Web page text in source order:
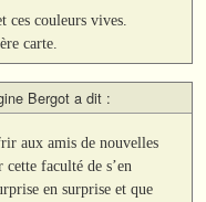
ces couleurs vives.
carte.
Bergot a dit :
aux amis de nouvelles
faculté de s’en
en surprise et que